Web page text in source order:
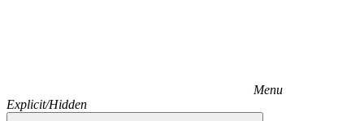
Menu
Explicit/Hidden